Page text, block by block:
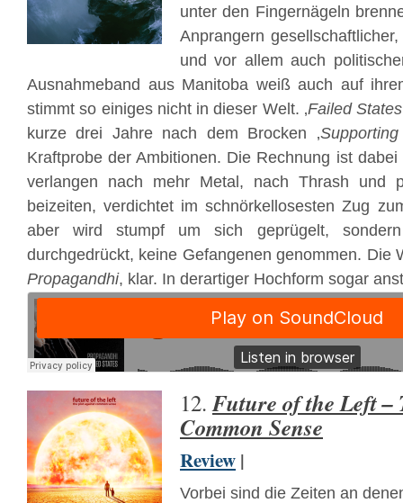
unter den Fingernägeln
Anprangern
und vor allem auch
Ausnahmeband aus Manitoba weiß auch auf
stimmt so einiges nicht in dieser Welt. ‚Failed States
kurze drei Jahre nach dem Brocken ‚
Kraftprobe der Ambitionen. Die Rechnung ist
verlangen nach mehr Metal, nach Thrash und
beizeiten, verdichtet im schnörkellosesten Zug
aber wird stumpf um sich geprügelt,
durchgedrückt, keine Gefangenen genommen. Die
Propagandhi, klar. In derartiger Hochform sogar
12.Future of the Left –
Common Sense
Review |
Vorbei sind die Zeiten an